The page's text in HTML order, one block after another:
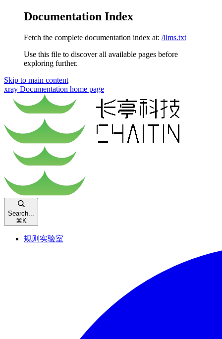
Documentation Index
Fetch the complete documentation index at: /llms.txt
Use this file to discover all available pages before
exploring further.
Skip to main content
xray Documentation home page
Search...
⌘ K
规则实验室